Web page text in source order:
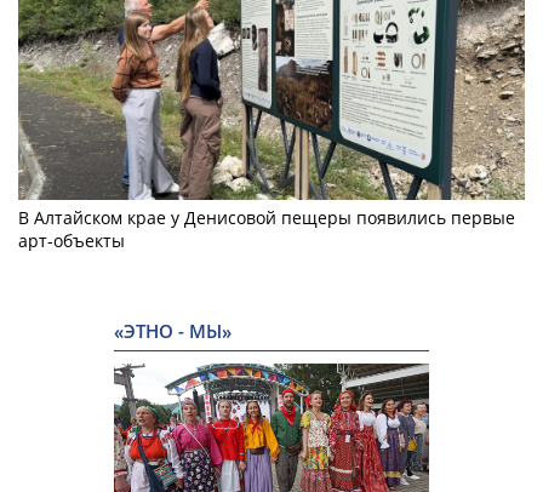
В Алтайском крае у Денисовой пещеры появились первые
арт-объекты
«ЭТНО - МЫ»